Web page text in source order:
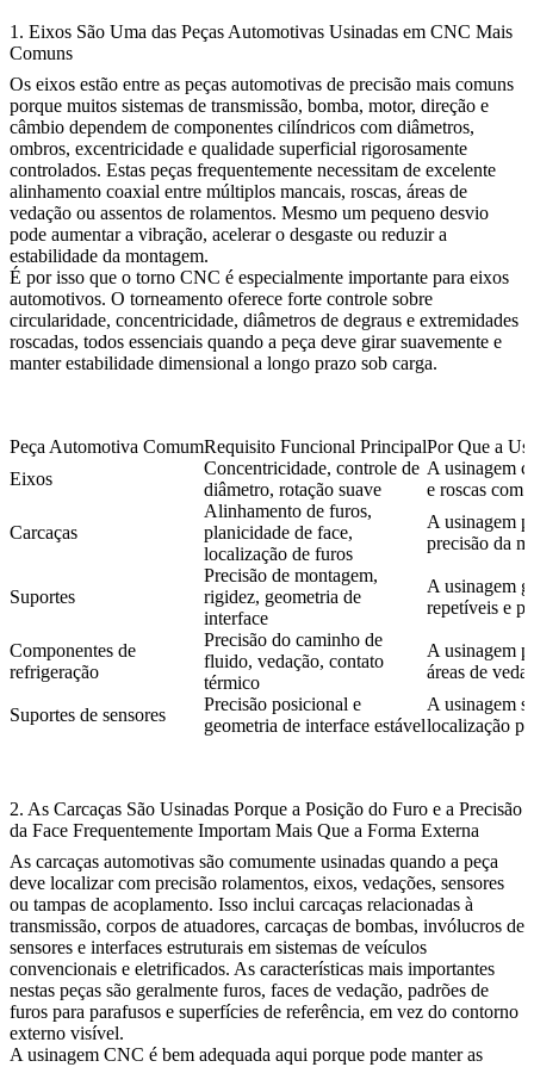
1. Eixos São Uma das Peças Automotivas Usinadas em CNC Mais
Comuns
Os eixos estão entre as peças automotivas de precisão mais comuns
porque muitos sistemas de transmissão, bomba, motor, direção e
câmbio dependem de componentes cilíndricos com diâmetros,
ombros, excentricidade e qualidade superficial rigorosamente
controlados. Estas peças frequentemente necessitam de excelente
alinhamento coaxial entre múltiplos mancais, roscas, áreas de
vedação ou assentos de rolamentos. Mesmo um pequeno desvio
pode aumentar a vibração, acelerar o desgaste ou reduzir a
estabilidade da montagem.
É por isso que o torno CNC é especialmente importante para eixos
automotivos. O torneamento oferece forte controle sobre
circularidade, concentricidade, diâmetros de degraus e extremidades
roscadas, todos essenciais quando a peça deve girar suavemente e
manter estabilidade dimensional a longo prazo sob carga.
Peça Automotiva ComumRequisito Funcional PrincipalPor Que a
Eixos
Concentricidade, controle de
diâmetro, rotação suave
A usinagem
e roscas com
Carcaças
Alinhamento de furos,
planicidade de face,
localização de furos
A usinagem
precisão da
Suportes
Precisão de montagem,
rigidez, geometria de
interface
A usinagem
repetíveis e
Componentes de
refrigeração
Precisão do caminho de
fluido, vedação, contato
térmico
A usinagem
áreas de
Suportes de sensores
Precisão posicional e
geometria de interface estável
A usinagem
localização
2. As Carcaças São Usinadas Porque a Posição do Furo e a Precisão
da Face Frequentemente Importam Mais Que a Forma Externa
As carcaças automotivas são comumente usinadas quando a peça
deve localizar com precisão rolamentos, eixos, vedações, sensores
ou tampas de acoplamento. Isso inclui carcaças relacionadas à
transmissão, corpos de atuadores, carcaças de bombas, invólucros de
sensores e interfaces estruturais em sistemas de veículos
convencionais e eletrificados. As características mais importantes
nestas peças são geralmente furos, faces de vedação, padrões de
furos para parafusos e superfícies de referência, em vez do contorno
externo visível.
A usinagem CNC é bem adequada aqui porque pode manter as